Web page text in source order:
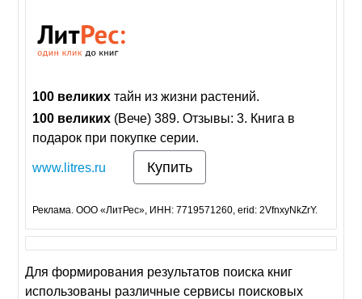
100 великих тайн из жизни растений.
100 великих (Вече) 389. Отзывы: 3. Книга в
подарок при покупке серии.
www.litres.ru Купить
Реклама. ООО «ЛитРес», ИНН: 7719571260, erid: 2VfnxyNkZrY.
Для формирования результатов поиска книг
использованы различные сервисы поисковых